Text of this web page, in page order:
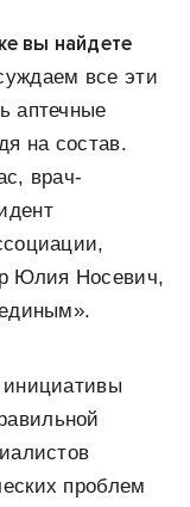
вы найдете
все эти
аптечные
на состав.
врач-
Юлия Носевич,
проблем